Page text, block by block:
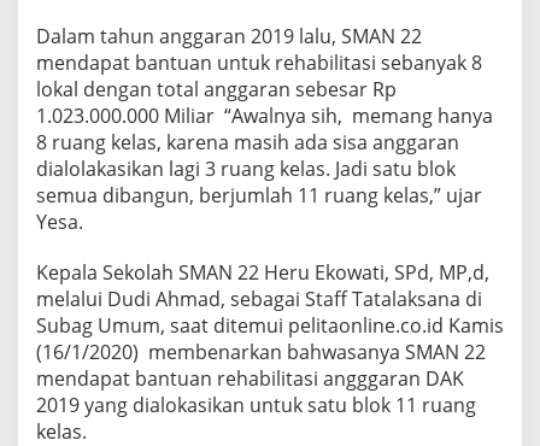
Dalam tahun anggaran 2019 lalu, SMAN 22
mendapat bantuan untuk rehabilitasi sebanyak 8
lokal dengan total anggaran sebesar Rp
1.023.000.000 Miliar “Awalnya sih, memang hanya
8 ruang kelas, karena masih ada sisa anggaran
dialolakasikan lagi 3 ruang kelas. Jadi satu blok
semua dibangun, berjumlah 11 ruang kelas,” ujar
Yesa.
Kepala Sekolah SMAN 22 Heru Ekowati, SPd, MP,d,
melalui Dudi Ahmad, sebagai Staff Tatalaksana di
Subag Umum, saat ditemui pelitaonline.co.id Kamis
(16/1/2020) membenarkan bahwasanya SMAN 22
mendapat bantuan rehabilitasi angggaran DAK
2019 yang dialokasikan untuk satu blok 11 ruang
kelas.